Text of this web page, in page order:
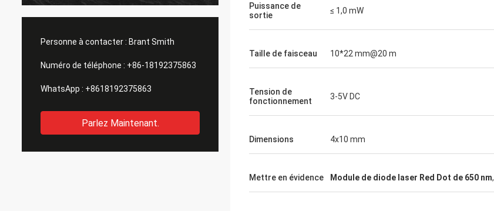
qui pourraient être modifiées ou
Personne à contacter : Brant Smith
Numéro de téléphone : +86-18192375863
WhatsApp : +8618192375863
Parlez Maintenant.
Puissance de
sortie
≤ 1,0 mW
Taille de faisceau 10*22 mm@20 m
Tension de
fonctionnement
3-5V DC
Dimensions 4x10 mm
Mettre en évidence Module de diode laser Red Dot de 650 nm,